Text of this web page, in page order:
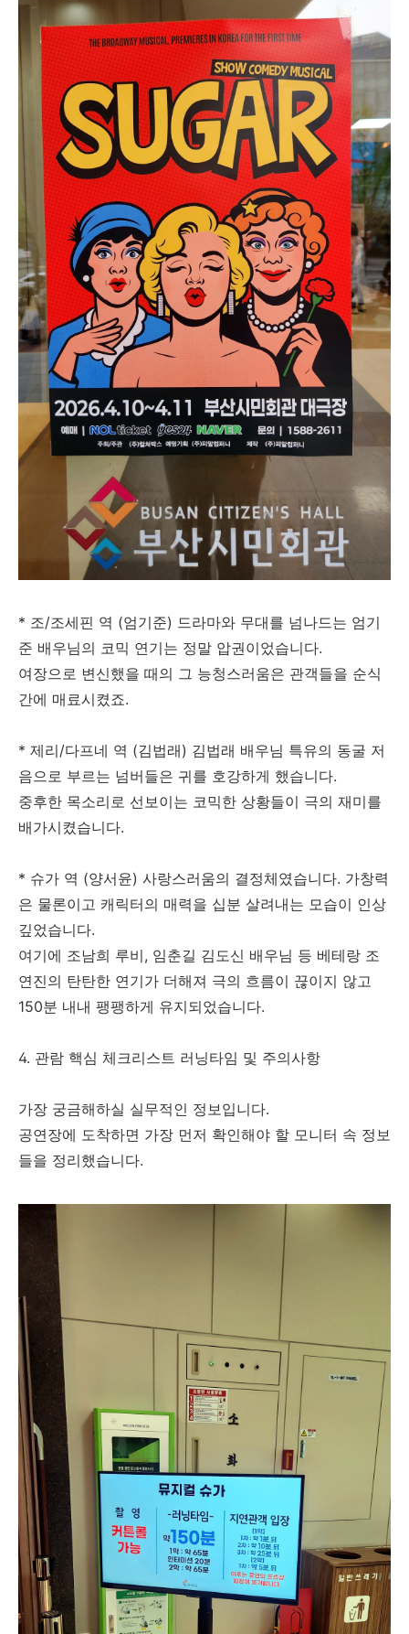
* 조/조세핀 역 (엄기준) 드라마와 무대를 넘나드는 엄기
준 배우님의 코믹 연기는 정말 압권이었습니다.
여장으로 변신했을 때의 그 능청스러움은 관객들을 순식
간에 매료시켰죠.
* 제리/다프네 역 (김법래) 김법래 배우님 특유의 동굴 저
음으로 부르는 넘버들은 귀를 호강하게 했습니다.
중후한 목소리로 선보이는 코믹한 상황들이 극의 재미를
배가시켰습니다.
* 슈가 역 (양서윤) 사랑스러움의 결정체였습니다. 가창력
은 물론이고 캐릭터의 매력을 십분 살려내는 모습이 인상
깊었습니다.
여기에 조남희 루비, 임춘길 김도신 배우님 등 베테랑 조
연진의 탄탄한 연기가 더해져 극의 흐름이 끊이지 않고
150분 내내 팽팽하게 유지되었습니다.
4. 관람 핵심 체크리스트 러닝타임 및 주의사항
가장 궁금해하실 실무적인 정보입니다.
공연장에 도착하면 가장 먼저 확인해야 할 모니터 속 정보
들을 정리했습니다.